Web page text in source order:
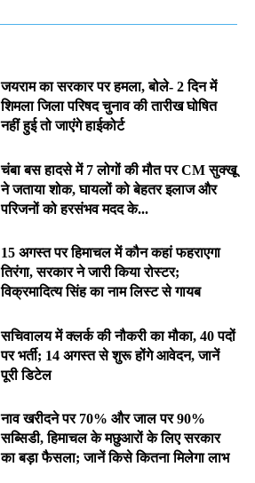
जयराम का सरकार पर हमला, बोले- 2 दिन में
शिमला जिला परिषद चुनाव की तारीख घोषित
नहीं हुई तो जाएंगे हाईकोर्ट
चंबा बस हादसे में 7 लोगों की मौत पर CM सुक्खू
ने जताया शोक, घायलों को बेहतर इलाज और
परिजनों को हरसंभव मदद के...
15 अगस्त पर हिमाचल में कौन कहां फहराएगा
तिरंगा, सरकार ने जारी किया रोस्टर;
विक्रमादित्य सिंह का नाम लिस्ट से गायब
सचिवालय में क्लर्क की नौकरी का मौका, 40 पदों
पर भर्ती; 14 अगस्त से शुरू होंगे आवेदन, जानें
पूरी डिटेल
नाव खरीदने पर 70% और जाल पर 90%
सब्सिडी, हिमाचल के मछुआरों के लिए सरकार
का बड़ा फैसला; जानें किसे कितना मिलेगा लाभ